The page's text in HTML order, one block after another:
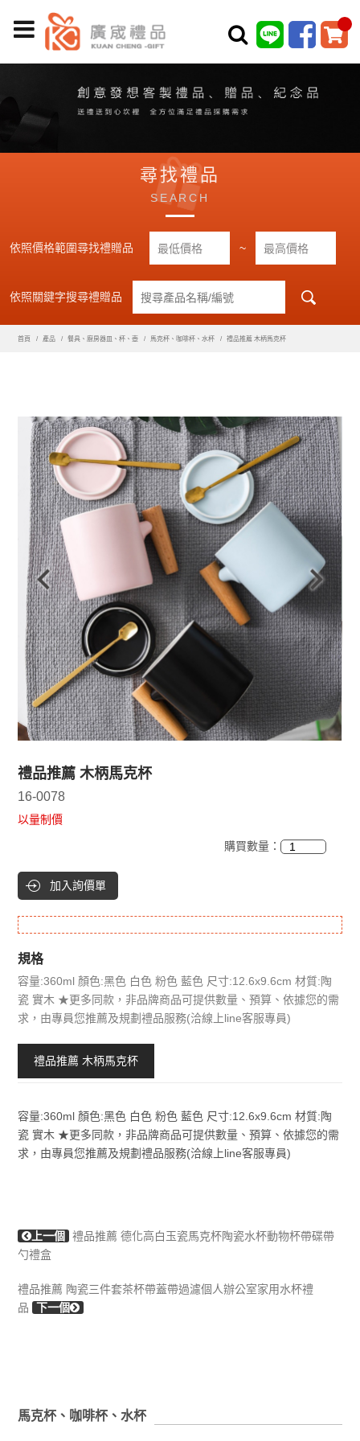
尋找禮品
SEARCH
依照價格範圍尋找禮贈品 ~
依照關鍵字搜尋禮贈品
首頁 產品 餐具、廚房器皿、杯、壺 馬克杯、咖啡杯、水杯 禮品推薦 木柄馬克杯
禮品推薦 木柄馬克杯
16-0078
以量制價
購買數量：
加入詢價單
規格
容量:360ml 顏色:黑色 白色 粉色 藍色 尺寸:12.6x9.6cm 材質:陶
瓷 實木 ★更多同款，非品牌商品可提供數量、預算、依據您的需
求，由專員您推薦及規劃禮品服務(洽線上line客服專員)
禮品推薦 木柄馬克杯
容量:360ml 顏色:黑色 白色 粉色 藍色 尺寸:12.6x9.6cm 材質:陶
瓷 實木 ★更多同款，非品牌商品可提供數量、預算、依據您的需
求，由專員您推薦及規劃禮品服務(洽線上line客服專員)
上一個
禮品推薦 德化高白玉瓷馬克杯陶瓷水杯動物杯帶碟帶
勺禮盒
禮品推薦 陶瓷三件套茶杯帶蓋帶過濾個人辦公室家用水杯禮
品
下一個
馬克杯、咖啡杯、水杯